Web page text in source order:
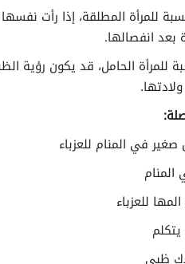
للمرأة المطلقة، إذا رأت
بعد انفصالها.
للمرأة الحامل، قد يكون رؤية
في المنام للعزباء
للعزباء
ظبي